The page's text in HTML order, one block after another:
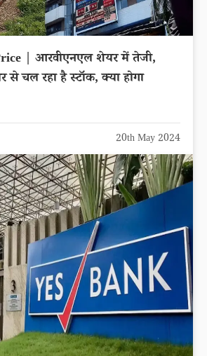
| आरवीएनएल शेयर में तेजी,
से चल रहा है स्टॉक, क्या होगा
20th May 2024